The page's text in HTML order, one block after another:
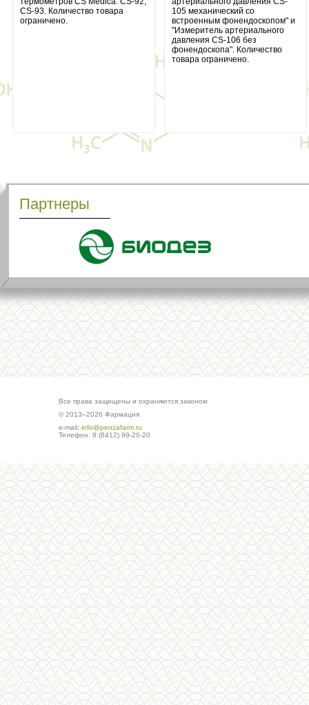
CS-93. Количество товара
ограничено.
105 механический со
встроенным фонендоскопом" и
"Измеритель артериального
давления CS-106 без
фонендоскопа". Количество
товара ограничено.
Партнеры
Все права защищены и охраняются законом
© 2013–2026 Фармация
е-mail: info@penzafarm.ru
Телефон: 8 (8412) 99-20-20
Сделано в студии ws-global.ru